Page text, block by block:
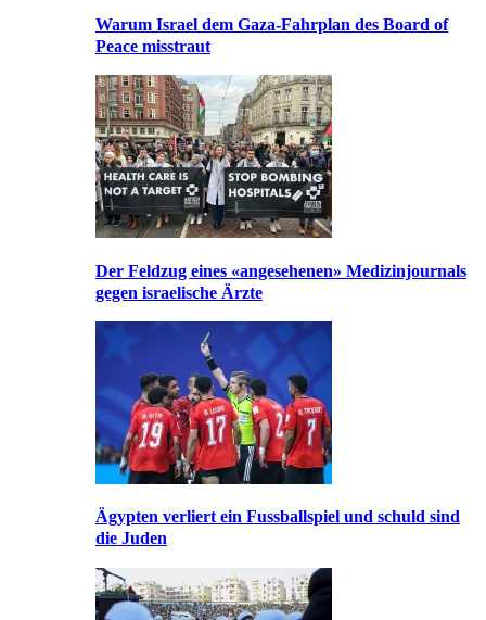
Warum Israel dem Gaza-Fahrplan des Board of
Peace misstraut
Der Feldzug eines «angesehenen» Medizinjournals
gegen israelische Ärzte
Ägypten verliert ein Fussballspiel und schuld sind
die Juden